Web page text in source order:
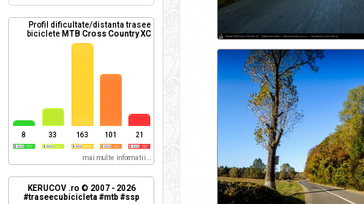
Profil dificultate/distanta trasee
biciclete MTB Cross Country XC
8 33 163 101 21
mai multe informatii...
KERUCOV .ro © 2007 - 2026
#traseecubicicleta #mtb #ssp